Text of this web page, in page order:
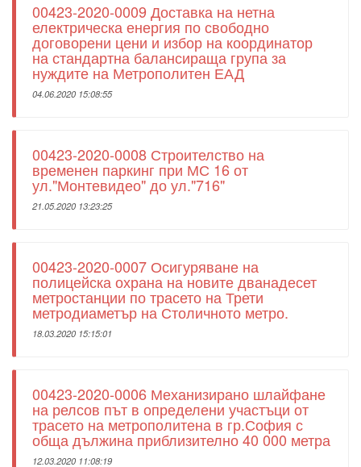
00423-2020-0009 Доставка на нетна
електрическа енергия по свободно
договорени цени и избор на координатор
на стандартна балансираща група за
нуждите на Метрополитен ЕАД
04.06.2020 15:08:55
00423-2020-0008 Строителство на
временен паркинг при МС 16 от
ул."Монтевидео" до ул."716"
21.05.2020 13:23:25
00423-2020-0007 Осигуряване на
полицейска охрана на новите дванадесет
метростанции по трасето на Трети
метродиаметър на Столичното метро.
18.03.2020 15:15:01
00423-2020-0006 Механизирано шлайфане
на релсов път в определени участъци от
трасето на метрополитена в гр.София с
обща дължина приблизително 40 000 метра
12.03.2020 11:08:19